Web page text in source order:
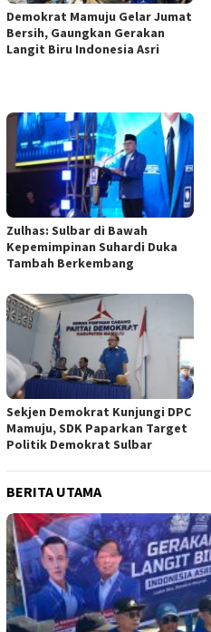
Demokrat Mamuju Gelar Jumat
Bersih, Gaungkan Gerakan
Langit Biru Indonesia Asri
Zulhas: Sulbar di Bawah
Kepemimpinan Suhardi Duka
Tambah Berkembang
Sekjen Demokrat Kunjungi DPC
Mamuju, SDK Paparkan Target
Politik Demokrat Sulbar
BERITA UTAMA